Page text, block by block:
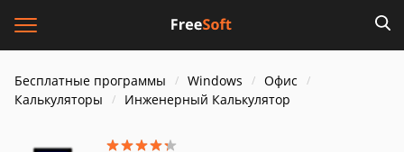
Бесплатные программы Windows
Офис
Калькуляторы
Инженерный Калькулятор